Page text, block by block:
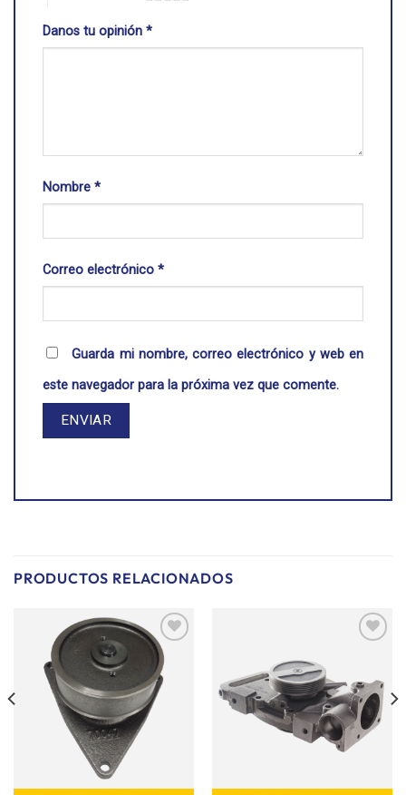
Danos tu opinión *
Nombre *
Correo electrónico *
Guarda mi nombre, correo electrónico y web en
este navegador para la próxima vez que comente.
PRODUCTOS RELACIONADOS
Añadir
lista de
Añadir
a la
lista de
deseos